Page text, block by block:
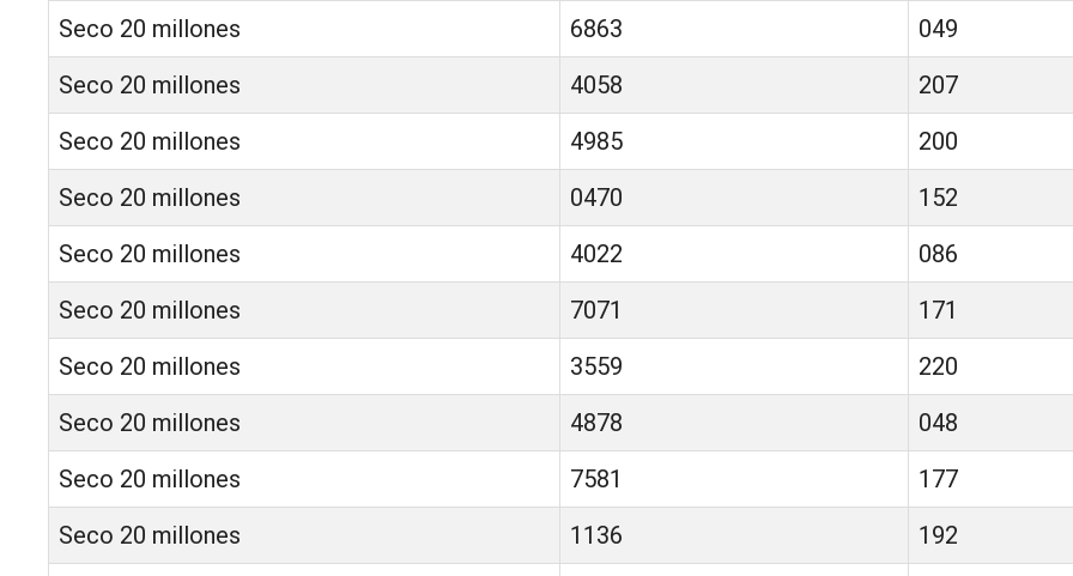
Seco 20 millones
6863
049
Seco 20 millones
4058
207
Seco 20 millones
4985
200
Seco 20 millones
0470
152
Seco 20 millones
4022
086
Seco 20 millones
7071
171
Seco 20 millones
3559
220
Seco 20 millones
4878
048
Seco 20 millones
7581
177
Seco 20 millones
1136
192